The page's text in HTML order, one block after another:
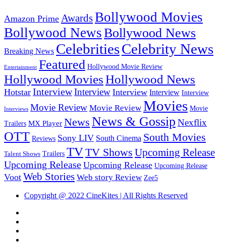
Amazon Prime AwardsBollywood Movies
Bollywood NewsBollywood News
Breaking News CelebritiesCelebrity News
Entertainment Featured Hollywood Movie Review
Hollywood MoviesHollywood News
Hotstar InterviewInterview Interview Interview Interview
Interviews Movie Review Movie Review Movies Movie
Trailers MX Player News News & Gossip Nexflix
OTT Reviews Sony LIV South Cinema South Movies
Talent Shows Trailers TVTV Shows Upcoming Release
Upcoming Release Upcoming Release Upcoming Release
Voot Web Stories Web story Review Zee5
Copyright @ 2022 CineKites | All Rights Reserved